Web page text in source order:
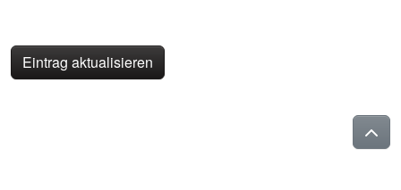
Eintrag aktualisieren